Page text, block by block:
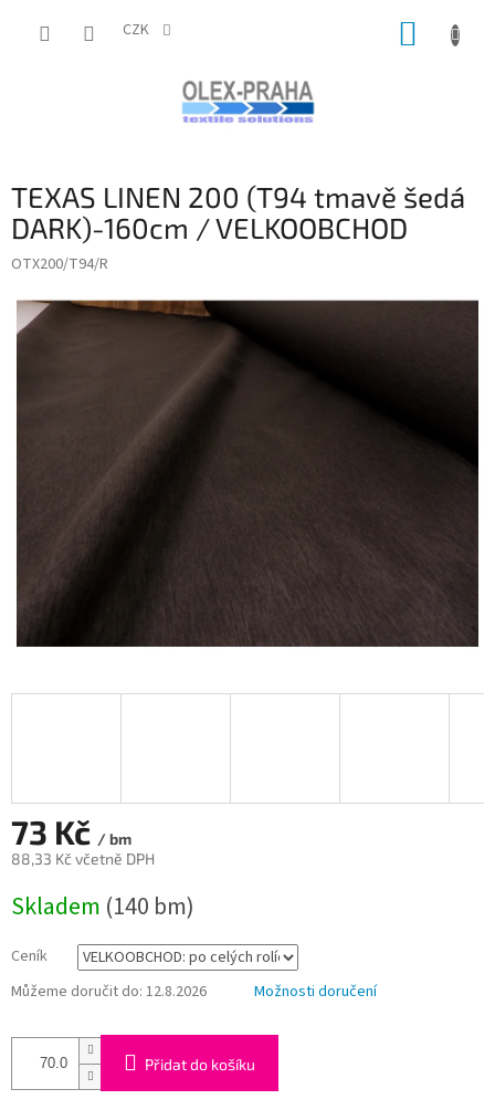
CZK
TEXAS LINEN 200 (T94 tmavě šedá
DARK)-160cm / VELKOOBCHOD
OTX200/T94/R
73 Kč / bm
88,33 Kč včetně DPH
cena:
Skladem (140 bm)
Ceník
Můžeme doručit do: 12.8.2026 Možnosti doručení
Přidat do košíku